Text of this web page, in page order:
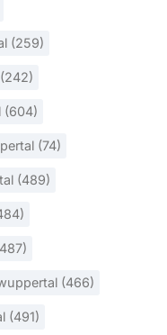
(259)
(604)
(74)
(489)
(466)
(491)